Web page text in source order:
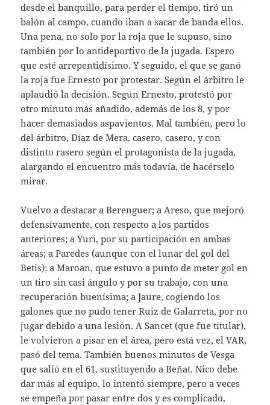
desde el banquillo, para perder el tiempo, tiró un
balón al campo, cuando iban a sacar de banda ellos.
Una pena, no solo por la roja que le supuso, sino
también por lo antideportivo de la jugada. Espero
que esté arrepentidísimo. Y seguido, el que se ganó
la roja fue Ernesto por protestar. Según el árbitro le
aplaudió la decisión. Según Ernesto, protestó por
otro minuto más añadido, además de los 8, y por
hacer demasiados aspavientos. Mal también, pero lo
del árbitro, Díaz de Mera, casero, casero, y con
distinto rasero según el protagonista de la jugada,
alargando el encuentro más todavía, de hacérselo
mirar.
Vuelvo a destacar a Berenguer; a Areso, que mejoró
defensivamente, con respecto a los partidos
anteriores; a Yuri, por su participación en ambas
áreas; a Paredes (aunque con el lunar del gol del
Betis); a Maroan, que estuvo a punto de meter gol en
un tiro sin casi ángulo y por su trabajo, con una
recuperación buenísima; a Jaure, cogiendo los
galones que no pudo tener Ruiz de Galarreta, por no
jugar debido a una lesión. A Sancet (que fue titular),
le volvieron a pisar en el área, pero está vez, el VAR,
pasó del tema. También buenos minutos de Vesga
que salió en el 61, sustituyendo a Beñat. Nico debe
dar más al equipo, lo intentó siempre, pero a veces
se empeña por pasar entre dos y es complicado,